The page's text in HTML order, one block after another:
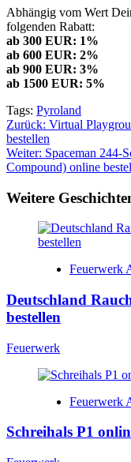
Abhängig vom Wert
folgenden Rabatt:
ab 300 EUR: 1%
ab 600 EUR: 2%
ab 900 EUR: 3%
ab 1500 EUR: 5%
Tags: Pyroland
Zurück: Virtual
bestellen
Weiter: Spaceman 244-
Compound) online
Weitere
Feuerwerk
Deutschland
bestellen
Feuerwerk
Feuerwerk
Schreihals P1